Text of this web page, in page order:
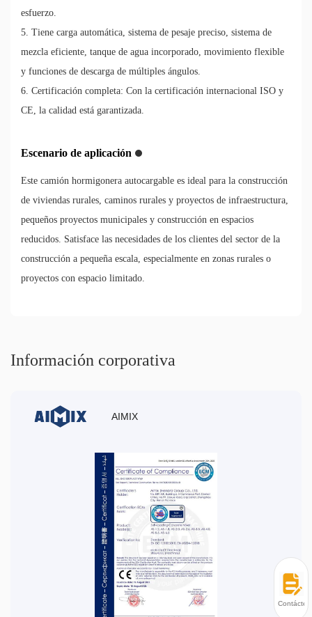
esfuerzo.
5. Tiene carga automática, sistema de pesaje preciso, sistema de
mezcla eficiente, tanque de agua incorporado, movimiento flexible
y funciones de descarga de múltiples ángulos.
6. Certificación completa: Con la certificación internacional ISO y
CE, la calidad está garantizada.
Escenario de aplicación
Este camión hormigonera autocargable es ideal para la construcción
de viviendas rurales, caminos rurales y proyectos de infraestructura,
pequeños proyectos municipales y construcción en espacios
reducidos. Satisface las necesidades de los clientes del sector de la
construcción a pequeña escala, especialmente en zonas rurales o
proyectos con espacio limitado.
Información corporativa
AIMIX